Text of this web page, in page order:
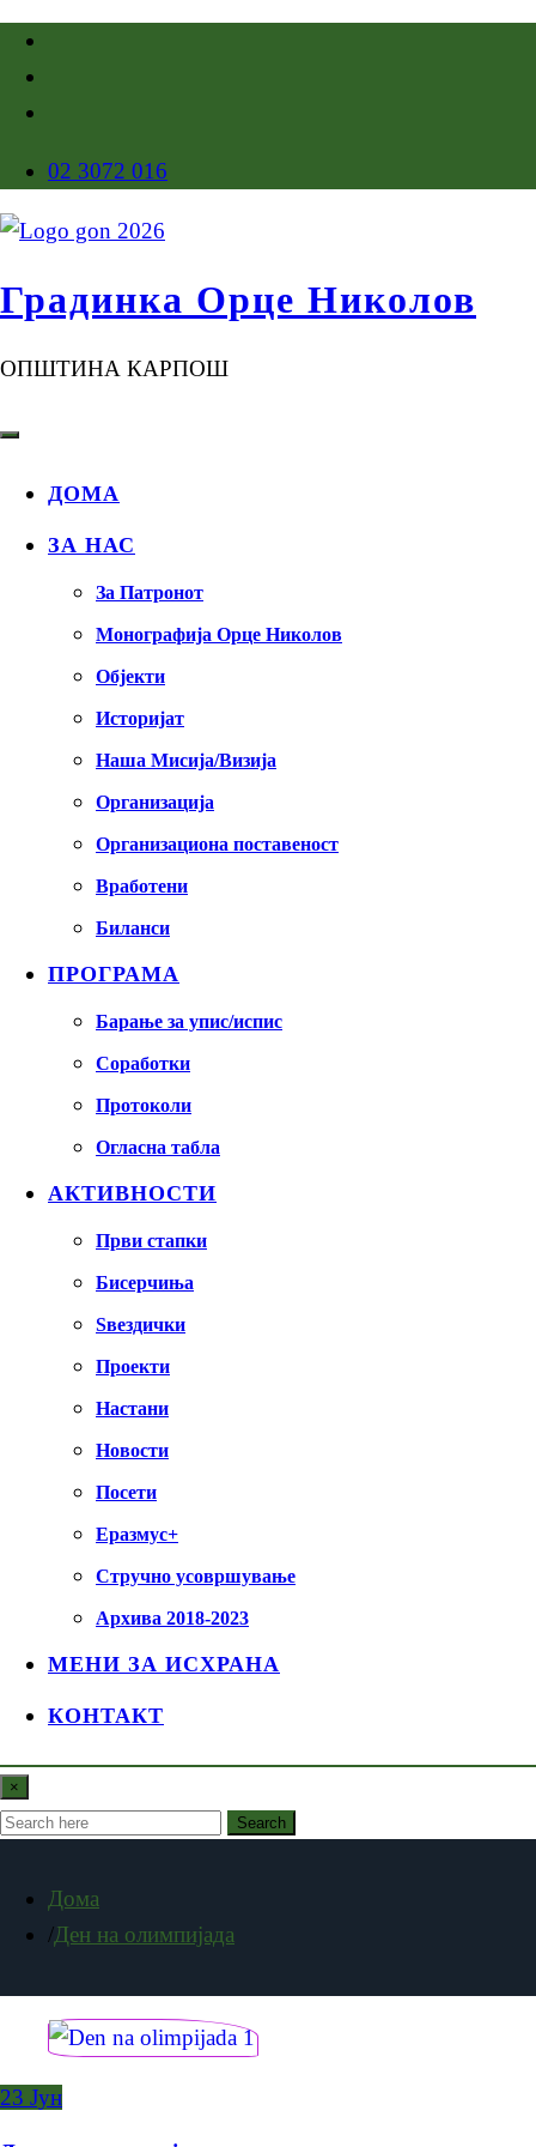
02 3072 016
Градинка Орце Николов
ОПШТИНА КАРПОШ
ДОМА
ЗА НАС
За Патронот
Монографија Орце Николов
Објекти
Историјат
Наша Мисија/Визија
Организација
Организациона поставеност
Вработени
Биланси
ПРОГРАМА
Барање за упис/испис
Соработки
Протоколи
Огласна табла
АКТИВНОСТИ
Први стапки
Бисерчиња
Ѕвездички
Проекти
Настани
Новости
Посети
Еразмус+
Стручно усовршување
Архива 2018-2023
МЕНИ ЗА ИСХРАНА
КОНТАКТ
×
Search
Дома
Ден на олимпијада
23 Јун